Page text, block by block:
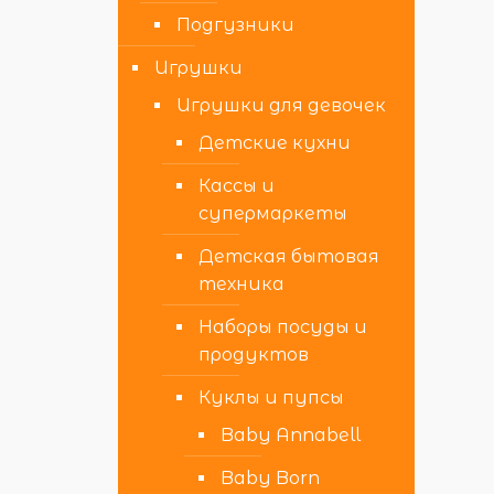
Подгузники
Игрушки
Игрушки для девочек
Детские кухни
Кассы и
супермаркеты
Детская бытовая
техника
Наборы посуды и
продуктов
Куклы и пупсы
Baby Annabell
Baby Born